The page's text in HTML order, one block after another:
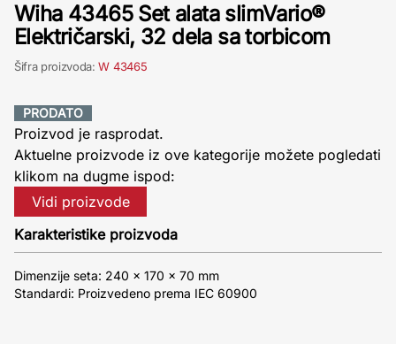
Wiha 43465 Set alata slimVario®
Električarski, 32 dela sa torbicom
Šifra proizvoda:W 43465
PRODATO
Proizvod je rasprodat.
Aktuelne proizvode iz ove kategorije možete pogledati
klikom na dugme ispod:
Vidi proizvode
Karakteristike proizvoda
Dimenzije seta: 240 x 170 x 70 mm
Standardi: Proizvedeno prema IEC 60900